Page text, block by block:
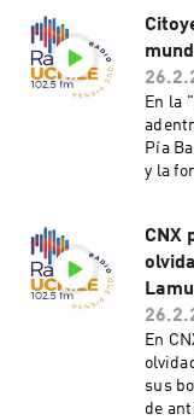
En la
Pía
y la
CNX
En
sus
de